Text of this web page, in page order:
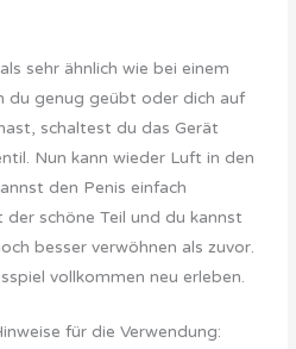
sehr ähnlich wie bei einem
du genug geübt oder dich auf
schaltest du das Gerät
Nun kann wieder Luft in den
den Penis einfach
schöne Teil und du kannst
besser verwöhnen als zuvor.
vollkommen neu erleben.
für die Verwendung: